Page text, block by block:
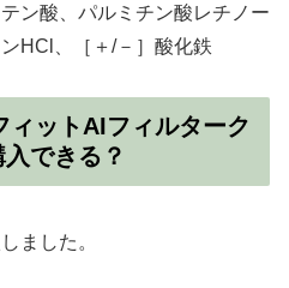
ン酸、パルミチン酸レチノー
HCl、［＋/－］酸化鉄
ィットAIフィルターク
できる？
ました。